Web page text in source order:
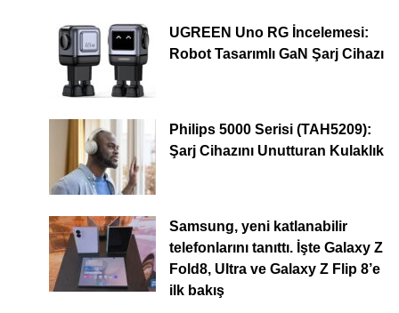
UGREEN Uno RG İncelemesi:
Robot Tasarımlı GaN Şarj Cihazı
Philips 5000 Serisi (TAH5209):
Şarj Cihazını Unutturan Kulaklık
Samsung, yeni katlanabilir
telefonlarını tanıttı. İşte Galaxy Z
Fold8, Ultra ve Galaxy Z Flip 8’e
ilk bakış